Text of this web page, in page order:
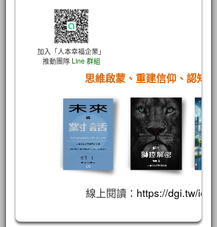
加入「人本幸福企業」
推動團隊 Line 群組
思維啟蒙、重建信仰、認知
線上閱讀： https://dgi.tw/id/